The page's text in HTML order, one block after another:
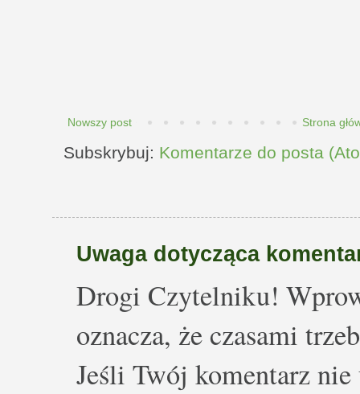
Nowszy post Strona
Subskrybuj: Komentarze do posta
Uwaga dotycząca
Drogi Czytelniku!
oznacza, że czasami
Jeśli Twój komentarz nie